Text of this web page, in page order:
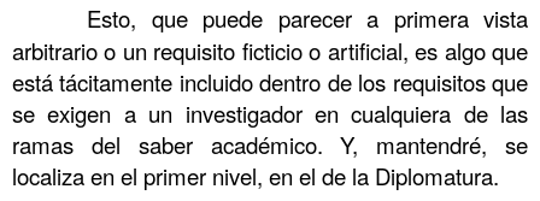
Esto, que puede parecer a primera vista
arbitrario o un requisito ficticio o artificial, es algo que
está tácitamente incluido dentro de los requisitos que
se exigen a un investigador en cualquiera de las
ramas del saber académico. Y, mantendré, se
localiza en el primer nivel, en el de la Diplomatura.